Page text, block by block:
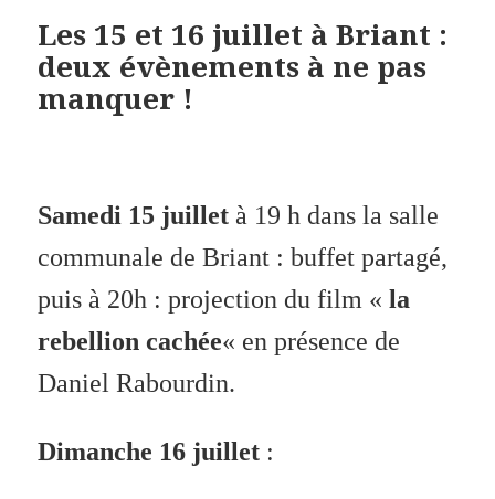
Les 15 et 16 juillet à Briant :
deux évènements à ne pas
manquer !
Samedi 15 juillet à 19 h dans la salle
communale de Briant : buffet partagé,
puis à 20h : projection du film «la
rebellion cachée« en présence de
Daniel Rabourdin.
Dimanche 16 juillet :